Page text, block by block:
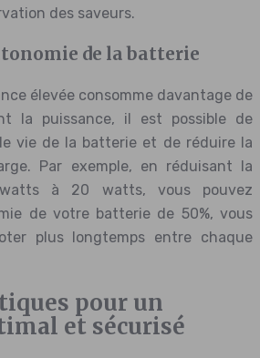
des saveurs.
de la batterie
élevée consomme davantage de
la puissance, il est possible de
vie de la batterie et de réduire la
Par exemple, en réduisant la
à 20 watts, vous pouvez
de votre batterie de 50%, vous
plus longtemps entre chaque
pour un
et sécurisé